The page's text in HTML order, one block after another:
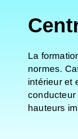
La
normes.
intérieur et
conducteur
hauteurs